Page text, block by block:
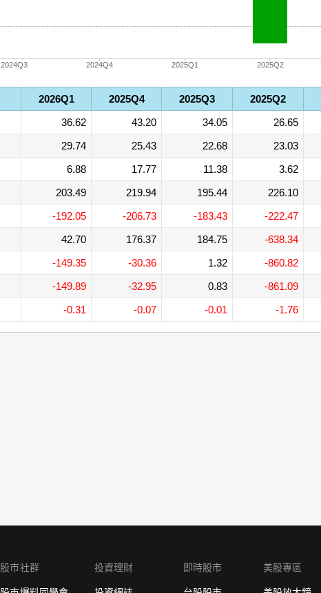
2024Q3 2024Q4 2025Q1 2025Q2
2026Q1 2025Q4 2025Q3 2025Q2
36.62 43.20 34.05 26.65
29.74 25.43 22.68 23.03
6.88 17.77 11.38 3.62
203.49 219.94 195.44 226.10
-192.05 -206.73 -183.43 -222.47
42.70 176.37 184.75 -638.34
-149.35 -30.36 1.32 -860.82
-149.89 -32.95 0.83 -861.09
-0.31 -0.07 -0.01 -1.76
股市社群 投資理財 即時股市 美股專區